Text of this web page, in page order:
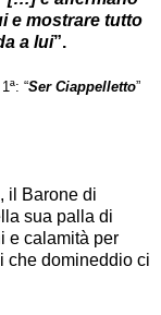
e mostrare tutto
a lui”.
“Ser Ciappelletto”
, il Barone di
sua palla di
e calamità per
che domineddio ci